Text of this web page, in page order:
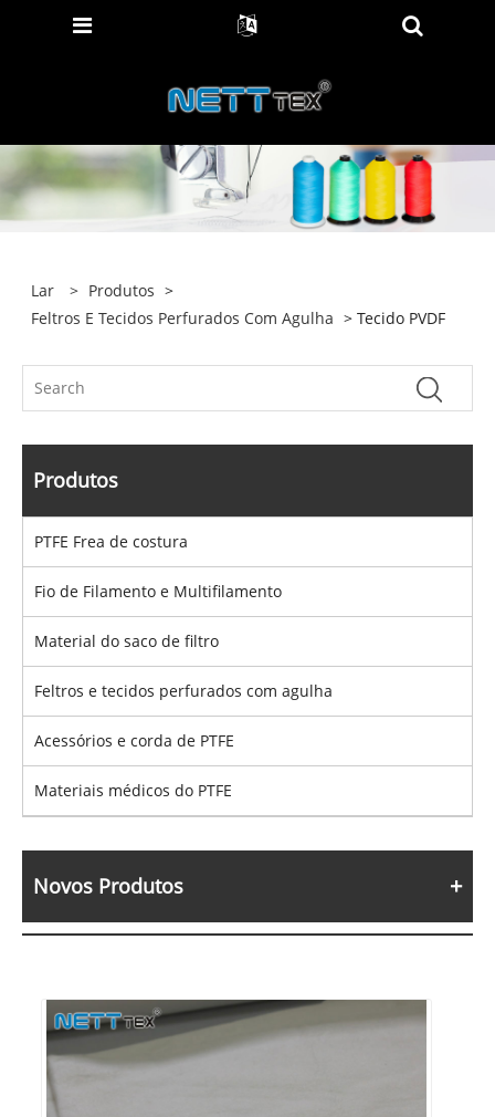
Lar > Produtos >
Feltros E Tecidos Perfurados Com Agulha > Tecido PVDF
Produtos
PTFE Frea de costura
Fio de Filamento e Multifilamento
Material do saco de filtro
Feltros e tecidos perfurados com agulha
Acessórios e corda de PTFE
Materiais médicos do PTFE
Novos Produtos